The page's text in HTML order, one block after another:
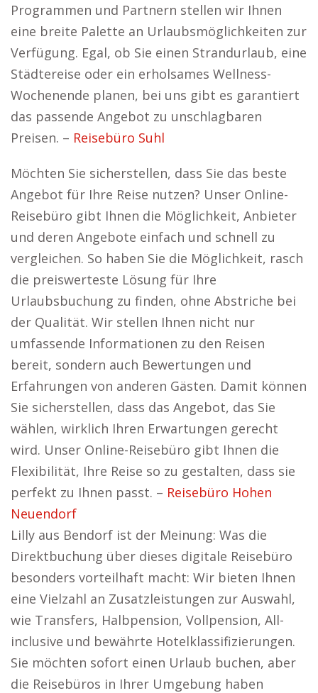
Programmen und Partnern stellen wir Ihnen
eine breite Palette an Urlaubsmöglichkeiten zur
Verfügung. Egal, ob Sie einen Strandurlaub, eine
Städtereise oder ein erholsames Wellness-
Wochenende planen, bei uns gibt es garantiert
das passende Angebot zu unschlagbaren
Preisen. – Reisebüro Suhl
Möchten Sie sicherstellen, dass Sie das beste
Angebot für Ihre Reise nutzen? Unser Online-
Reisebüro gibt Ihnen die Möglichkeit, Anbieter
und deren Angebote einfach und schnell zu
vergleichen. So haben Sie die Möglichkeit, rasch
die preiswerteste Lösung für Ihre
Urlaubsbuchung zu finden, ohne Abstriche bei
der Qualität. Wir stellen Ihnen nicht nur
umfassende Informationen zu den Reisen
bereit, sondern auch Bewertungen und
Erfahrungen von anderen Gästen. Damit können
Sie sicherstellen, dass das Angebot, das Sie
wählen, wirklich Ihren Erwartungen gerecht
wird. Unser Online-Reisebüro gibt Ihnen die
Flexibilität, Ihre Reise so zu gestalten, dass sie
perfekt zu Ihnen passt. – Reisebüro Hohen
Neuendorf
Lilly aus Bendorf ist der Meinung: Was die
Direktbuchung über dieses digitale Reisebüro
besonders vorteilhaft macht: Wir bieten Ihnen
eine Vielzahl an Zusatzleistungen zur Auswahl,
wie Transfers, Halbpension, Vollpension, All-
inclusive und bewährte Hotelklassifizierungen.
Sie möchten sofort einen Urlaub buchen, aber
die Reisebüros in Ihrer Umgebung haben